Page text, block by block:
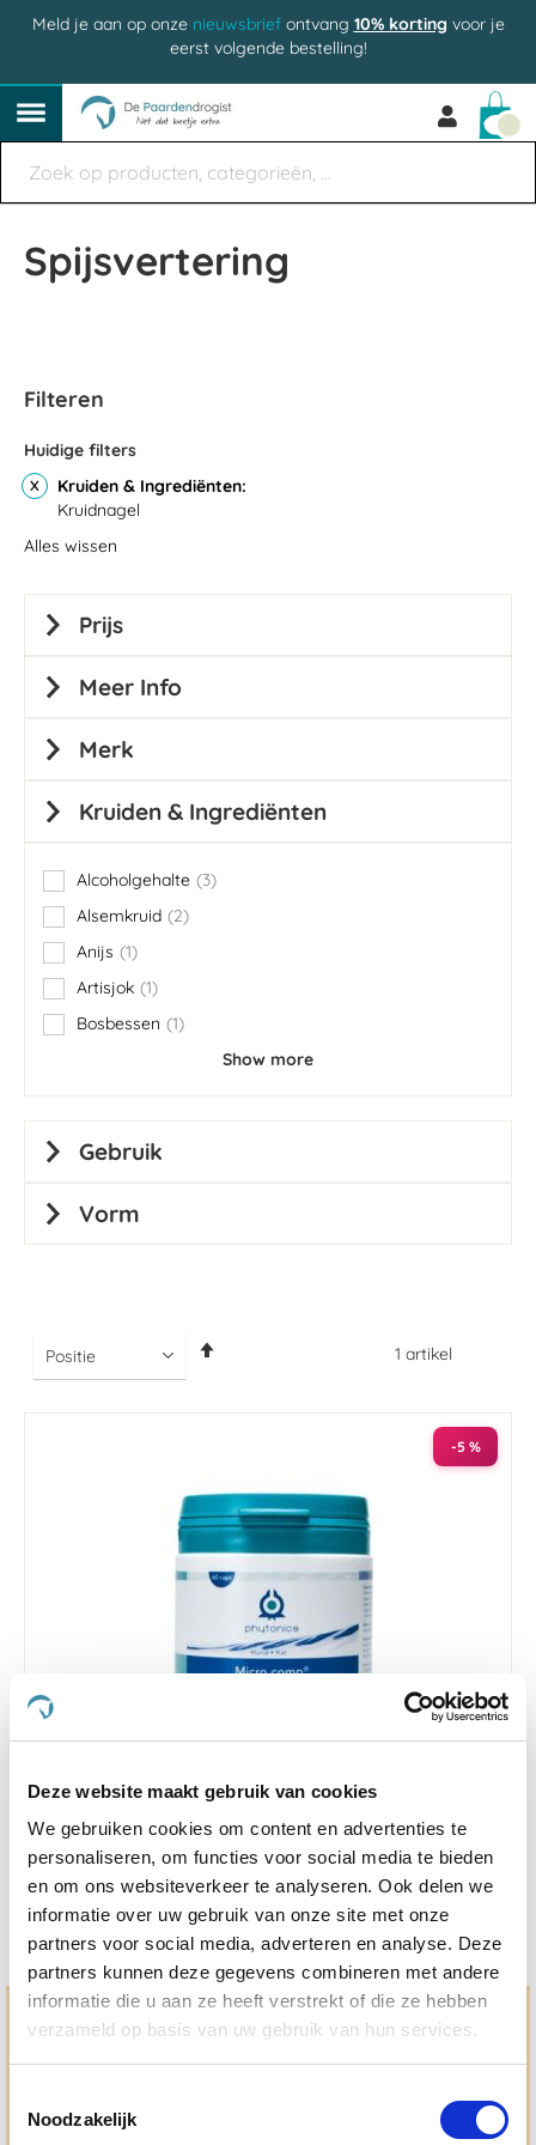
Deze website maakt gebruik van cookies
We gebruiken cookies om content en advertenties te
personaliseren, om functies voor social media te bieden
en om ons websiteverkeer te analyseren. Ook delen we
informatie over uw gebruik van onze site met onze
partners voor social media, adverteren en analyse. Deze
partners kunnen deze gegevens combineren met andere
informatie die u aan ze heeft verstrekt of die ze hebben
verzameld op basis van uw gebruik van hun services.
Noodzakelijk
Meld je aan op onze nieuwsbriefontvang 10% korting voor je
eerst volgende bestelling!
Spijsvertering
1 artikel
-5 %
Phytonics Micro Comp 60 capsules Hond/Kat
€ 36,56 € 34,73
Hulp en advies nodig?
Jouw paard gezond houden en krijgen. Dat is waar we het
gedreven door onze visie: het leveren van producten van
topkwaliteit, uitgebreide informatieverstrekking en
Filteren
Huidige filters
Kruiden & Ingrediënten
Kruidnagel
Alles wissen
Prijs
Meer Info
Merk
Kruiden & Ingrediënten
Alcoholgehalte 3
items
Alsemkruid
2
items
Anijs
1
item
Artisjok 1
item
Bosbessen
1
item
Show more
Gebruik
Vorm